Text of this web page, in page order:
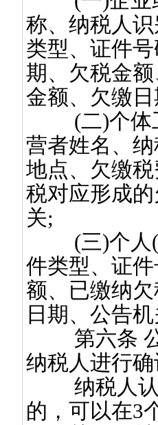
称、纳税人
类型、证件
期、欠税金
金额、欠缴
(二)个体工
营者姓名、
地点、欠缴
税对应形成
关;
(三)个人(
件类型、证
额、已缴纳
日期、公告
第六条 公
纳税人进行
纳税人认
的，可以在3